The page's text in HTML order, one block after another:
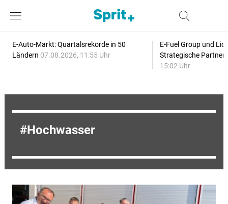
E-Auto-Markt: Quartalsrekorde in 50
Ländern 07.08.2026, 11:55 Uhr
E-Fuel Group und
Strategische
15:02 Uhr
Hochwasser